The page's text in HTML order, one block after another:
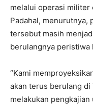
melalui operasi militer
Padahal, menurutnya,
tersebut masih
berulangnya peristiwa
“Kami
akan terus berulang di
melakukan